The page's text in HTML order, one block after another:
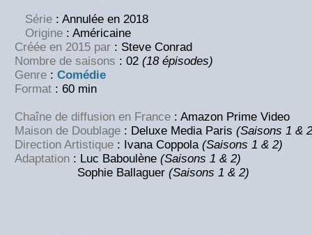
Série : Annulée en 2018
Origine : Américaine
Créée en 2015 par : Steve Conrad
Nombre de saisons : 02 (18 épisodes)
Genre : Comédie
Format : 60 min
Chaîne de diffusion en France : Amazon Prime Video
Maison de Doublage : Deluxe Media Paris (Saisons 1 &
Direction Artistique : Ivana Coppola (Saisons 1 & 2)
Adaptation : Luc Baboulène (Saisons 1 & 2)
Sophie Ballaguer (Saisons 1 & 2)